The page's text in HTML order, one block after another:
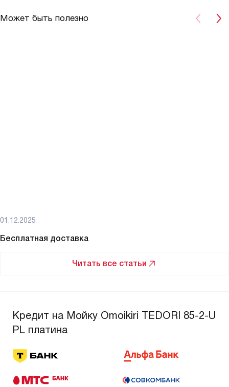
Может быть полезно
01.12.2025
Бесплатная доставка
Читать все статьи
Кредит на Мойку Omoikiri TEDORI 85-2-U
PL платина